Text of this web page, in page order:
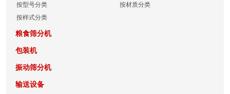
按型号分类
按材质分类
按样式分类
粮食筛分机
包装机
振动筛分机
输送设备